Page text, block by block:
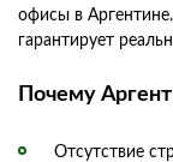
офисы в
гарантирует
Почему
Отсутствие